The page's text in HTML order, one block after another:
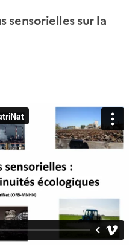
sensorielles sur la